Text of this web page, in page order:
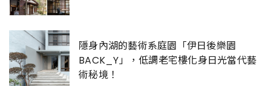
隱身內湖的藝術系庭園「伊日後樂園
BACK_Y」，低調老宅樓化身日光當代藝
術秘境！